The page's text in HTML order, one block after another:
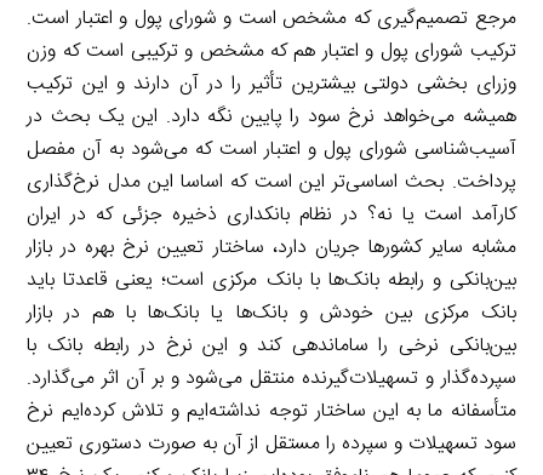
مرجع تصمیم‌گیری که مشخص است و شورای پول و اعتبار است.
ترکیب شورای پول و اعتبار هم که مشخص و ترکیبی است که وزن
وزرای بخشی دولتی بیشترین تأثیر را در آن دارند و این ترکیب
همیشه می‌خواهد نرخ سود را پایین نگه دارد. این یک بحث در
آسیب‌شناسی شورای پول و اعتبار است که می‌شود به آن مفصل
پرداخت. بحث اساسی‌تر این است که اساسا این مدل نرخ‌گذاری
کارآمد است یا نه؟ در نظام بانکداری ذخیره جزئی که در ایران
مشابه سایر کشورها جریان دارد، ساختار تعیین نرخ بهره در بازار
بین‌بانکی و رابطه بانک‌ها با بانک مرکزی است؛ یعنی قاعدتا باید
بانک‌ مرکزی بین خودش و بانک‌ها یا بانک‌ها با هم در بازار
بین‌بانکی نرخی را ساماندهی کند و این نرخ در رابطه بانک با
سپرده‌گذار و تسهیلات‌گیرنده منتقل می‌شود و بر آن اثر می‌گذارد.
متأسفانه ما به این ساختار توجه نداشته‌ایم و تلاش کرده‌ایم نرخ
سود تسهیلات و سپرده را مستقل از آن به صورت دستوری تعیین